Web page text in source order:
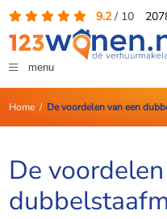
9.2/ 10
menu
Home/ De voordelen van een
De